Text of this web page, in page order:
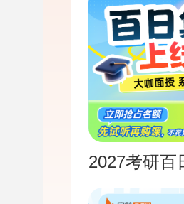
2027考研百